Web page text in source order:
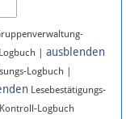
| ausblenden
Logbuch |
Lesebestätigungs-
Logbuch